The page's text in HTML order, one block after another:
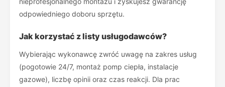
odpowiedniego doboru sprzętu.
Jak korzystać z listy usługodawców?
Wybierając wykonawcę zwróć uwagę na zakres usług
(pogotowie 24/7, montaż pomp ciepła, instalacje
gazowe), liczbę opinii oraz czas reakcji. Dla prac